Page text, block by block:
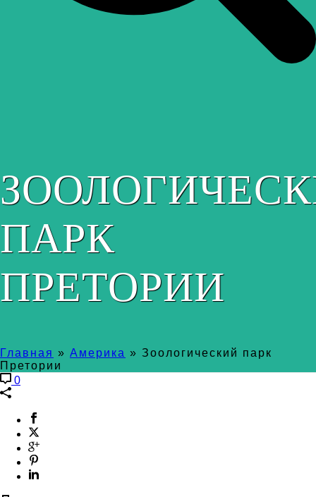
ПАРК
ПРЕТОРИИ
Главная » Америка » Зоологический парк
Претории
0